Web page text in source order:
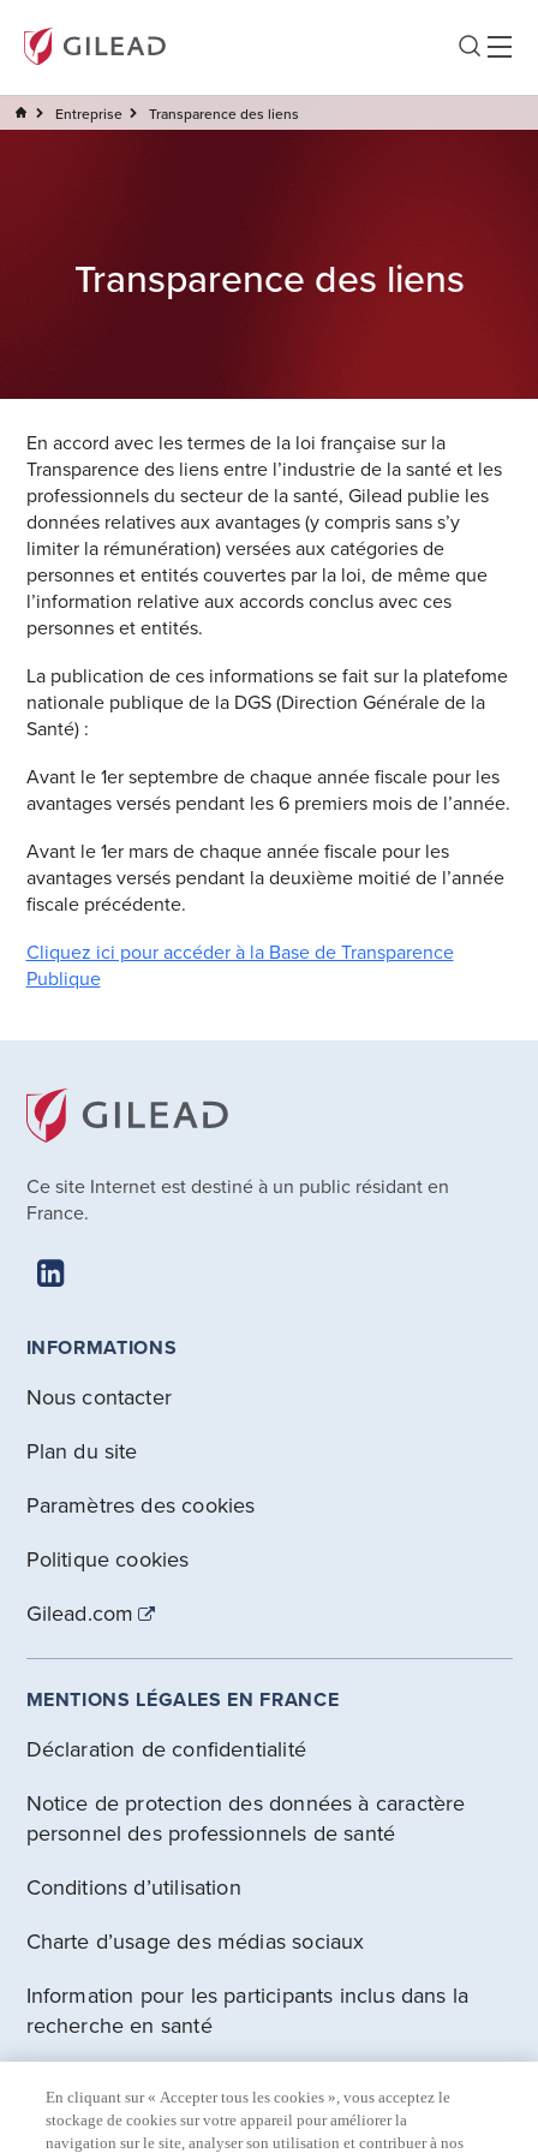
Entreprise Transparence des liens
Transparence des liens
En accord avec les termes de la loi française sur la
Transparence des liens entre l’industrie de la santé et les
professionnels du secteur de la santé, Gilead publie les
données relatives aux avantages (y compris sans s’y
limiter la rémunération) versées aux catégories de
personnes et entités couvertes par la loi, de même que
l’information relative aux accords conclus avec ces
personnes et entités.
La publication de ces informations se fait sur la platefome
nationale publique de la DGS (Direction Générale de la
Santé) :
Avant le 1er septembre de chaque année fiscale pour les
avantages versés pendant les 6 premiers mois de l’année.
Avant le 1er mars de chaque année fiscale pour les
avantages versés pendant la deuxième moitié de l’année
fiscale précédente.
Cliquez ici pour accéder à la Base de Transparence
Publique
Ce site Internet est destiné à un public résidant en
France.
INFORMATIONS
Nous contacter
Plan du site
Paramètres des cookies
Politique cookies
Gilead.com
MENTIONS LÉGALES EN FRANCE
Déclaration de confidentialité
Notice de protection des données à caractère
personnel des professionnels de santé
Conditions d’utilisation
Charte d’usage des médias sociaux
Information pour les participants inclus dans la
recherche en santé
personnelles des patients auxquels un
médicament bénéficiant d’une autorisation d’accès
En cliquant sur « Accepter tous les cookies », vous acceptez le
stockage de cookies sur votre appareil pour améliorer la
navigation sur le site, analyser son utilisation et contribuer à nos